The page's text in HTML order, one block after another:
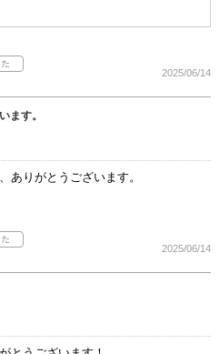
2025/06/14
ます。
ありがとうございます。
2025/06/14